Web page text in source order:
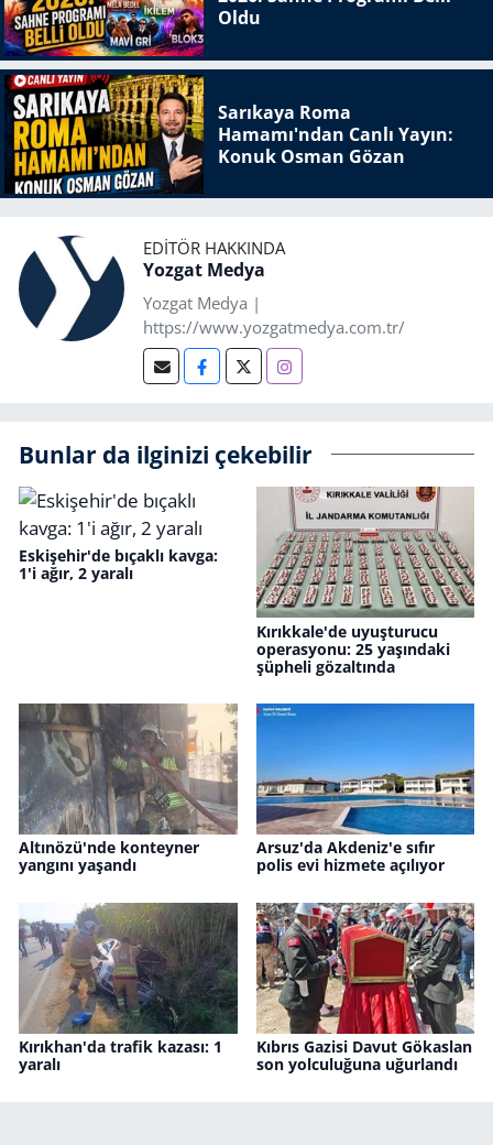
Oldu
Sarıkaya Roma
Hamamı'ndan Canlı Yayın:
Konuk Osman Gözan
EDITÖR HAKKINDA
Yozgat Medya
Yozgat Medya |
https://www.yozgatmedya.com.tr/
Bunlar da ilginizi çekebilir
Eskişehir'de bıçaklı kavga:
1'i ağır, 2 yaralı
Kırıkkale'de uyuşturucu
operasyonu: 25 yaşındaki
şüpheli gözaltında
Altınözü'nde konteyner
yangını yaşandı
Arsuz'da Akdeniz'e sıfır
polis evi hizmete açılıyor
Kırıkhan'da trafik kazası: 1
yaralı
Kıbrıs Gazisi Davut Gökaslan
son yolculuğuna uğurlandı